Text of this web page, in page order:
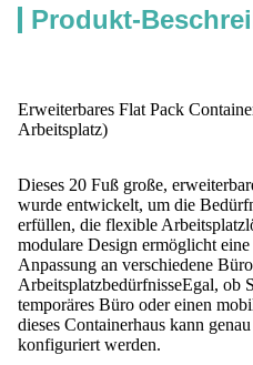
Produkt-
Erweiterbares Flat Pack
Arbeitsplatz)
Dieses 20 Fuß große,
wurde entwickelt, um die
erfüllen, die flexible
modulare Design ermöglicht
Anpassung an verschiedene
ArbeitsplatzbedürfnisseEgal, ob
temporäres Büro oder einen
dieses Containerhaus kann
konfiguriert werden.